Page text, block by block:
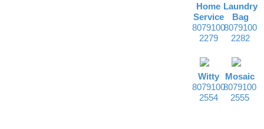
Home
Service
8079100
2279
Laundry
Bag
8079100
2282
Witty
8079100
2554
Mosaic
8079100
2555